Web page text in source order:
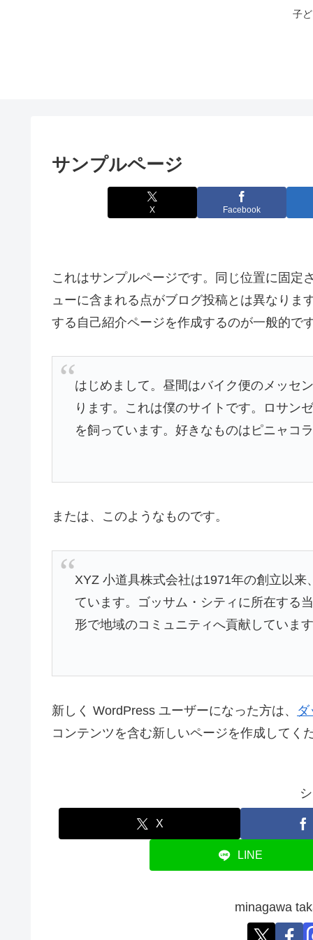
子
サンプルページ
X Facebook
これはサンプルページです。同じ位置に固定
ューに含まれる点がブログ投稿とは異なり
する自己紹介ページを作成するのが一般的で
はじめまして。昼間はバイク便のメッセ
ります。これは僕のサイトです。ロサン
を飼っています。好きなものはピニャコ
または、このようなものです。
XYZ 小道具株式会社は1971年の創立以
ています。ゴッサム・シティに所在する
形で地域のコミュニティへ貢献していま
新しく WordPress ユーザーになった方は、
コンテンツを含む新しいページを作成してく
X
LINE
minagawa